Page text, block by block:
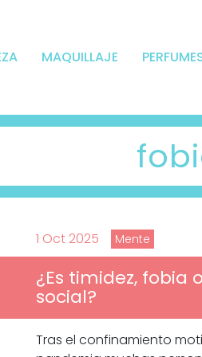
MAQUILLAJE
1 Oct 2025 Mente
¿Es timidez, fobia
social?
Tras el confinamiento